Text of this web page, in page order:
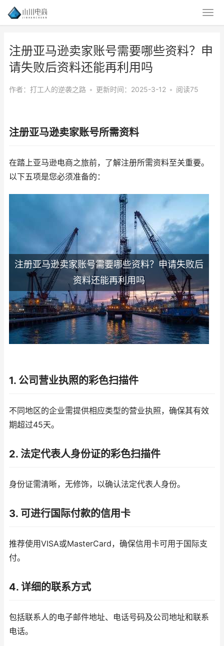
注册亚马逊卖家账号需要哪些资料？申
请失败后资料还能再利用吗
作者：打工人的逆袭之路 • 更新时间：2025-3-12 • 阅读75
注册亚马逊卖家账号所需资料
在踏上亚马逊电商之旅前，了解注册所需资料至关重要。
以下五项是您必须准备的：
注册亚马逊卖家账号需要哪些资料？申请失败后
资料还能再利用吗
1. 公司营业执照的彩色扫描件
不同地区的企业需提供相应类型的营业执照，确保其有效
期超过45天。
2. 法定代表人身份证的彩色扫描件
身份证需清晰，无修饰，以确认法定代表人身份。
3. 可进行国际付款的信用卡
推荐使用VISA或MasterCard，确保信用卡可用于国际支
付。
4. 详细的联系方式
包括联系人的电子邮件地址、电话号码及公司地址和联系
电话。